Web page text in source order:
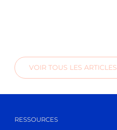
VOIR TOUS LES ARTICLES
RESSOURCES